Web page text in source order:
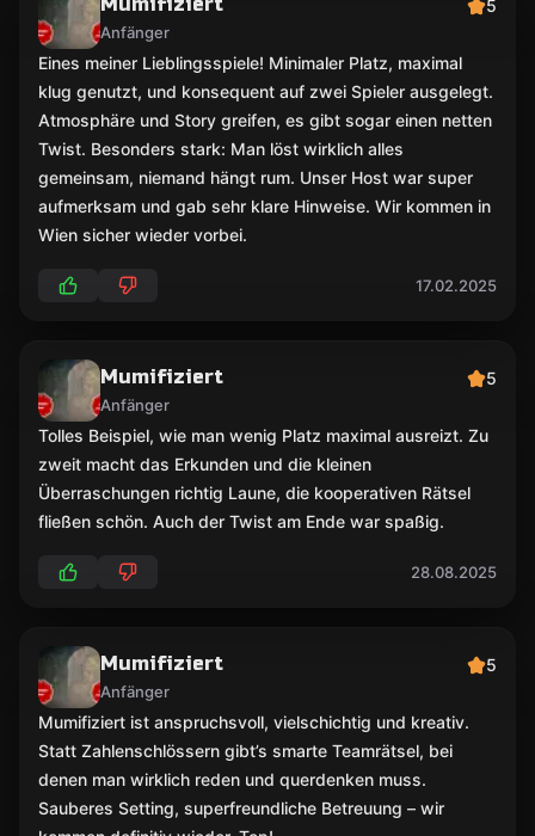
Anfänger
5
Eines meiner Lieblingsspiele! Minimaler Platz, maximal
klug genutzt, und konsequent auf zwei Spieler ausgelegt.
Atmosphäre und Story greifen, es gibt sogar einen netten
Twist. Besonders stark: Man löst wirklich alles
gemeinsam, niemand hängt rum. Unser Host war super
aufmerksam und gab sehr klare Hinweise. Wir kommen in
Wien sicher wieder vorbei.
17.02.2025
Mumifiziert
Anfänger
5
Tolles Beispiel, wie man wenig Platz maximal ausreizt. Zu
zweit macht das Erkunden und die kleinen
Überraschungen richtig Laune, die kooperativen Rätsel
fließen schön. Auch der Twist am Ende war spaßig.
28.08.2025
Mumifiziert
Anfänger
5
Mumifiziert ist anspruchsvoll, vielschichtig und kreativ.
Statt Zahlenschlössern gibt’s smarte Teamrätsel, bei
denen man wirklich reden und querdenken muss.
Sauberes Setting, superfreundliche Betreuung – wir